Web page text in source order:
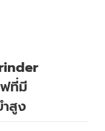
ที่มี
สูง